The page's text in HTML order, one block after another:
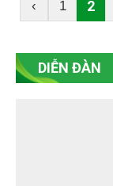
‹ 1 2
DIỄN ĐÀN